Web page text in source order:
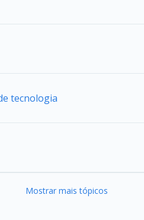
tecnologia
Mostrar mais tópicos